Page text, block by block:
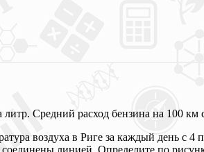
Средний расход бензина на 100 км
воздуха в Риге за каждый день с